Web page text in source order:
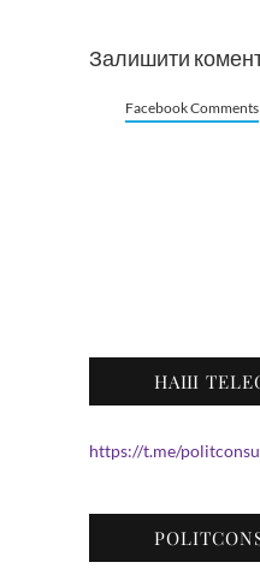
Залишити
Facebook Comments
НАШ
https://t.me/